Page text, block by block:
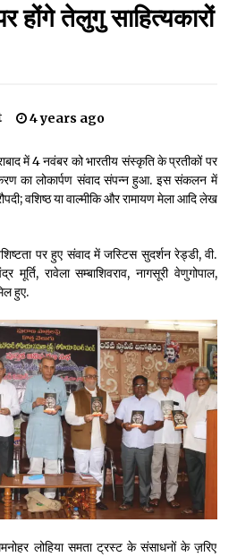
सर्व सेवा संघ के मुख्य भवनों को ध्वस्त करने का खतरा
सामाजिक नवजागरण के अग्रदूत थे
में मनाई गई ज्योति बा फुले जयंती
के प्रयास का विरोध करना होगा
ago
गो
ago
सम्भव
को जापान का निवानो शांति पुरस्कार
ago
होंगे तेलुगु साहित्यकारों
4 years ago
में 4 नवंबर को भारतीय संस्कृति के प्रतीकों पर
का लोकार्पण संवाद संपन्न हुआ. इस संकलन में
वशिष्ठ या वाल्मीकि और रामायण मेला आदि लेख
पर हुए संवाद में जस्टिस सुदर्शन रेड्डी, वी.
रावेला सम्बाशिवराव, नागसूरी वेणुगोपाल,
हुए.
लोहिया समता ट्रस्ट के संसाधनों के ज़रिए